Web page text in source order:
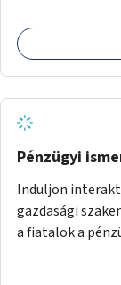
Pénzügyi
Induljon
gazdasági
a fiatalok a